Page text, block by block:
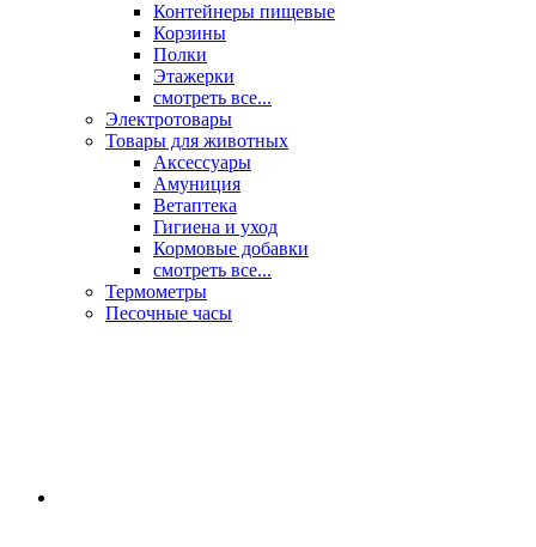
Контейнеры пищевые
Корзины
Полки
Этажерки
смотреть все...
Электротовары
Товары для животных
Аксессуары
Амуниция
Ветаптека
Гигиена и уход
Кормовые добавки
смотреть все...
Термометры
Песочные часы